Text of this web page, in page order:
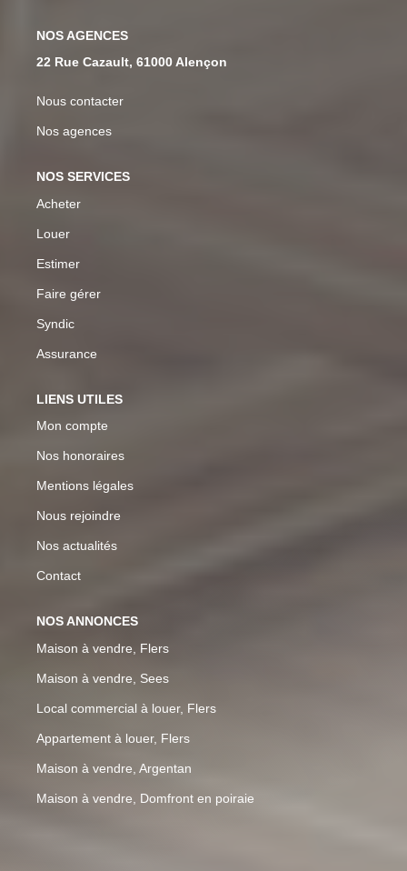
NOS AGENCES
22 Rue Cazault, 61000 Alençon
Nous contacter
Nos agences
NOS SERVICES
Acheter
Louer
Estimer
Faire gérer
Syndic
Assurance
LIENS UTILES
Mon compte
Nos honoraires
Mentions légales
Nous rejoindre
Nos actualités
Contact
NOS ANNONCES
Maison à vendre, Flers
Maison à vendre, Sees
Local commercial à louer, Flers
Appartement à louer, Flers
Maison à vendre, Argentan
Maison à vendre, Domfront en poiraie